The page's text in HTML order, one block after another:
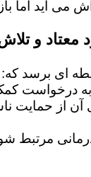
می آید اما
معتاد و
ای برسد که:
به درخواست
آن از حمایت
مرتبط